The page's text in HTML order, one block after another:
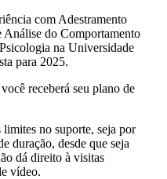
com Adestramento
Análise do Comportamento
na Universidade
para 2025.
receberá seu plano de
no suporte, seja por
duração, desde que seja
dá direito à visitas
vídeo.